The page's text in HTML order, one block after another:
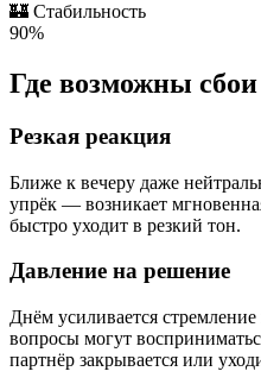
🏰 Стабильность
90%
Где возможны
Резкая реакция
Ближе к вечеру даже
упрёк — возникает
быстро уходит в резкий тон.
Давление на решение
Днём усиливается
вопросы могут
партнёр закрывается или